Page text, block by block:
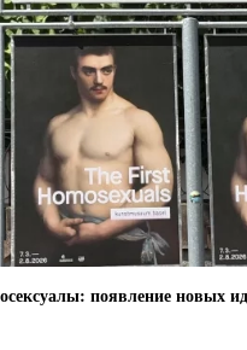
появление новых